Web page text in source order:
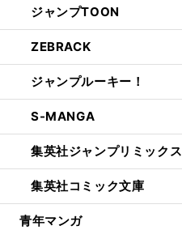
ジャンプTOON
ZEBRACK
ジャンプルーキー！
S-MANGA
集英社ジャンプリミックス
集英社コミック文庫
青年マンガ